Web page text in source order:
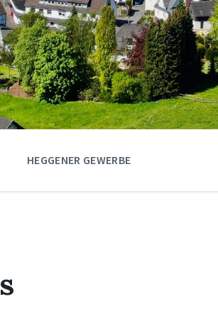
HEGGENER GEWERBE